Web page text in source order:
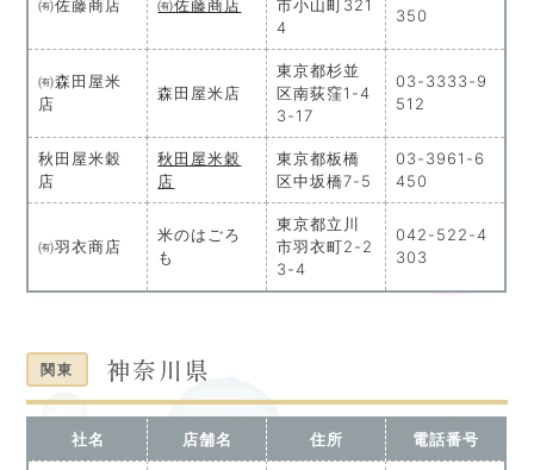
㈲佐藤商店 ㈲佐藤商店
市小山町321
4
350
㈲森田屋米
店
森田屋米店
東京都杉並
区南荻窪1-4
3-17
03-3333-9
512
秋田屋米穀
店
秋田屋米穀
店
東京都板橋
区中坂橋7-5
03-3961-6
450
㈲羽衣商店
米のはごろ
も
東京都立川
市羽衣町2-2
3-4
042-522-4
303
関東 神奈川県
社名 店舗名 住所 電話番号